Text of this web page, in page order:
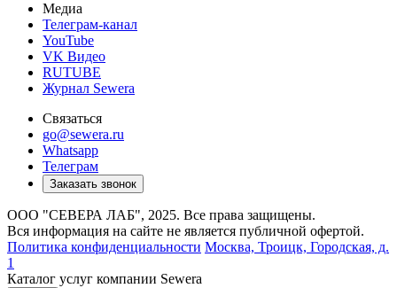
Медиа
Телеграм-канал
YouTube
VK Видео
RUTUBE
Журнал Sewera
Связаться
go@sewera.ru
Whatsapp
Телеграм
Заказать звонок
ООО "СЕВЕРА ЛАБ", 2025. Все права защищены.
Вся информация на сайте не является публичной офертой.
Политика конфиденциальности Москва, Троицк, Городская, д.
1
Каталог услуг компании Sewera